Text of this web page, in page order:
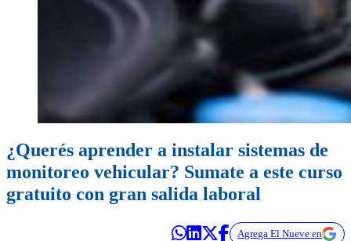
¿Querés aprender a instalar sistemas de
monitoreo vehicular? Sumate a este curso
gratuito con gran salida laboral
Agrega El Nueve en